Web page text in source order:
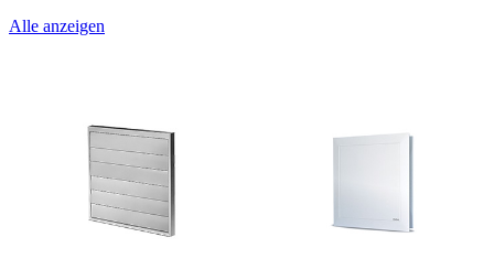
Alle anzeigen